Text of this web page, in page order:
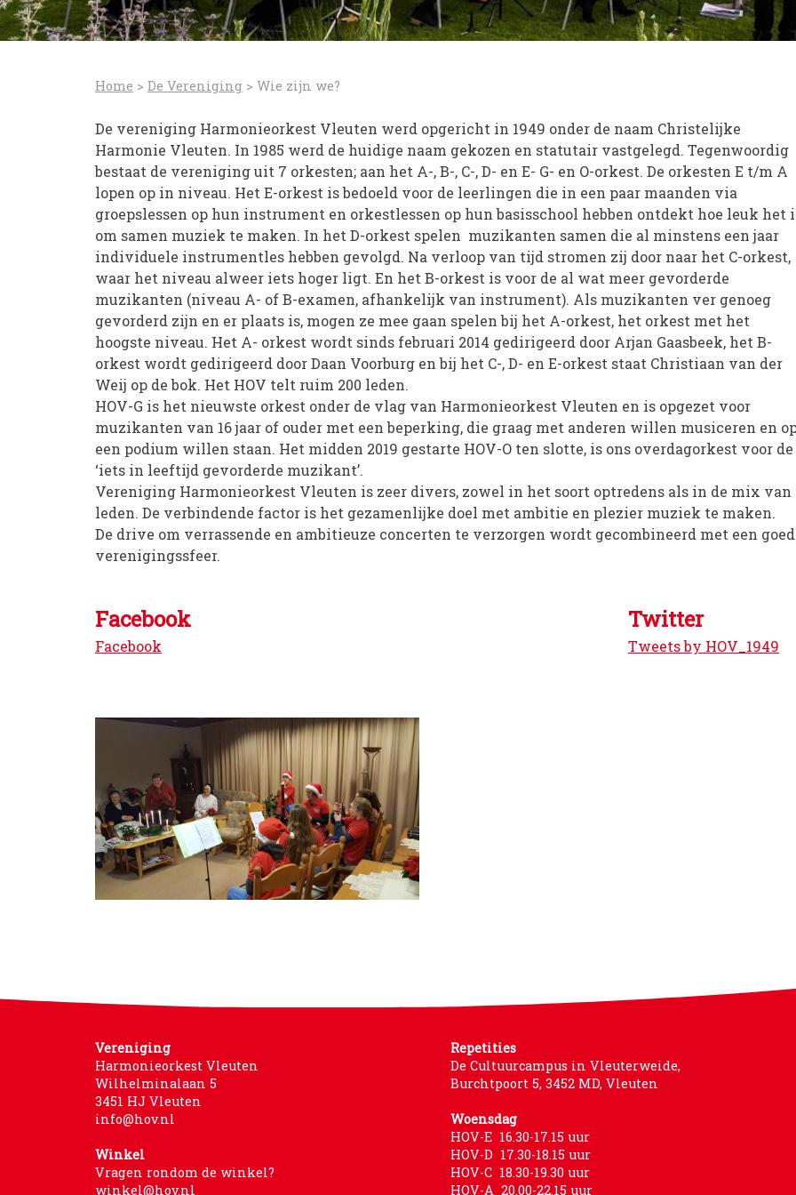
Home > De Vereniging > Wie zijn we?
De vereniging Harmonieorkest Vleuten werd opgericht in 1949 onder de naam Christelijke
Harmonie Vleuten. In 1985 werd de huidige naam gekozen en statutair vastgelegd. Tegenwoordig
bestaat de vereniging uit 7 orkesten; aan het A-, B-, C-, D- en E- G- en O-orkest. De orkesten E t/m A
lopen op in niveau. Het E-orkest is bedoeld voor de leerlingen die in een paar maanden via
groepslessen op hun instrument en orkestlessen op hun basisschool hebben ontdekt hoe leuk het
om samen muziek te maken. In het D-orkest spelen muzikanten samen die al minstens een jaar
individuele instrumentles hebben gevolgd. Na verloop van tijd stromen zij door naar het C-orkest,
waar het niveau alweer iets hoger ligt. En het B-orkest is voor de al wat meer gevorderde
muzikanten (niveau A- of B-examen, afhankelijk van instrument). Als muzikanten ver genoeg
gevorderd zijn en er plaats is, mogen ze mee gaan spelen bij het A-orkest, het orkest met het
hoogste niveau. Het A- orkest wordt sinds februari 2014 gedirigeerd door Arjan Gaasbeek, het B-
orkest wordt gedirigeerd door Daan Voorburg en bij het C-, D- en E-orkest staat Christiaan van der
Weij op de bok. Het HOV telt ruim 200 leden.
HOV-G is het nieuwste orkest onder de vlag van Harmonieorkest Vleuten en is opgezet voor
muzikanten van 16 jaar of ouder met een beperking, die graag met anderen willen musiceren en
een podium willen staan. Het midden 2019 gestarte HOV-O ten slotte, is ons overdagorkest voor de
‘iets in leeftijd gevorderde muzikant’.
Vereniging Harmonieorkest Vleuten is zeer divers, zowel in het soort optredens als in de mix van
leden. De verbindende factor is het gezamenlijke doel met ambitie en plezier muziek te maken.
De drive om verrassende en ambitieuze concerten te verzorgen wordt gecombineerd met een
verenigingssfeer.
Facebook
Facebook
Twitter
Tweets by HOV_1949
Vereniging
Harmonieorkest Vleuten
Wilhelminalaan 5
3451 HJ Vleuten
info@hov.nl
Winkel
Vragen rondom de winkel?
winkel@hov.nl
Repetities
De Cultuurcampus in Vleuterweide,
Burchtpoort 5, 3452 MD, Vleuten
Woensdag
HOV-E 16.30-17.15 uur
HOV-D 17.30-18.15 uur
HOV-C 18.30-19.30 uur
HOV-A 20.00-22.15 uur